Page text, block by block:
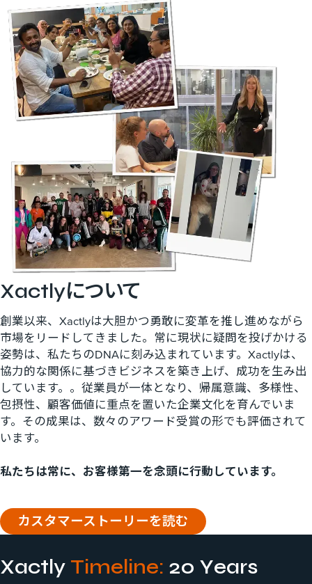
Xactlyに​ついて
創業以来、Xactlyは大胆かつ勇敢に変革を推し進めながら
市場をリードしてきました。常に現状に疑問を投げかける
姿勢は、私たちのDNAに刻み込まれています。Xactlyは、
協力的な関係に基づきビジネスを築き上げ、成功を生み出
しています。。従業員が一体となり、帰属意識、多様性、
包摂性、顧客価値に重点を置いた企業文化を育んでいま
す。その成果は、数々のアワード受賞の形でも評価されて
います。
私たちは常に、お客様第一を念頭に行動しています。
カスタマーストーリーを読む
Xactly Timeline: 20 Years